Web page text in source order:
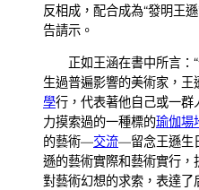
反相成，配合成為“發明王
告請示。
正如王涵在書中所言：
生過普遍影響的美術家，
學行，代表著他自己或一
力摸索過的一種標的瑜伽場
的藝術—交流—留念王遜生
遜的藝術實際和藝術實行
對藝術幻想的求索，表達